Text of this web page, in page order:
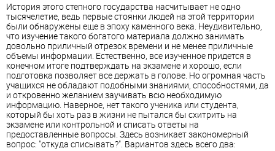
История этого степного государства насчитывает не одно
тысячелетие, ведь первые стоянки людей на этой территории
были обнаружены еще в эпоху каменного века. Неудивительно,
что изучение такого богатого материала должно занимать
довольно приличный отрезок времени и не менее приличные
объемы информации. Естественно, все изученное придется в
конечном итоге подтверждать на экзамене и хорошо, если
подготовка позволяет все держать в голове. Но огромная часть
учащихся не обладают подобными знаниями, способностями, да
и откровенно желанием заучивать всю необходимую
информацию. Наверное, нет такого ученика или студента,
который бы хоть раз в жизни не пытался бы схитрить на
экзамене или контрольной и списать ответы на
предоставленные вопросы. Здесь возникает закономерный
вопрос: "откуда списывать?". Вариантов здесь всего два: